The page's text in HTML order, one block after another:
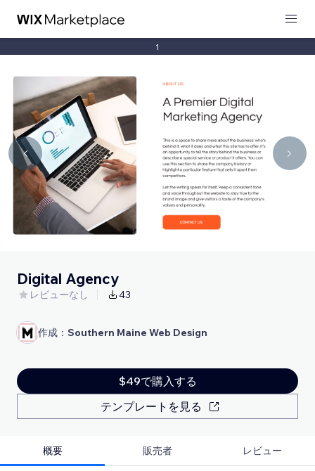
1
Digital Agency
レビューなし 43
作成： Southern Maine Web Design
$49で購入する
テンプレートを見る
概要 販売者 レビュー